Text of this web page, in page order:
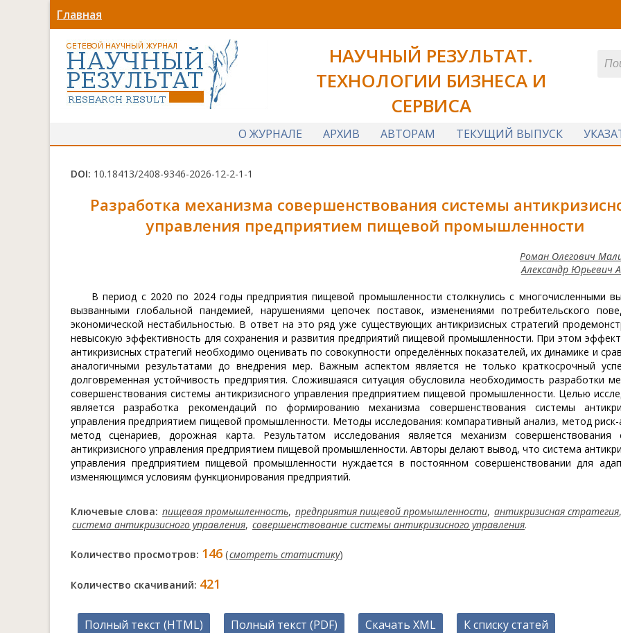
Главная
НАУЧНЫЙ РЕЗУЛЬТАТ.
ТЕХНОЛОГИИ БИЗНЕСА И
СЕРВИСА
О ЖУРНАЛЕ АРХИВ АВТОРАМ ТЕКУЩИЙ ВЫПУСК
DOI: 10.18413/2408-9346-2026-12-2-1-1
Разработка механизма совершенствования системы
управления предприятием пищевой промышленности
Роман Олегович
Александр Юрьевич
В период с 2020 по 2024 годы предприятия пищевой промышленности столкнулись с многочисленными
вызванными глобальной пандемией, нарушениями цепочек поставок, изменениями потребительского
экономической нестабильностью. В ответ на это ряд уже существующих антикризисных стратегий
невысокую эффективность для сохранения и развития предприятий пищевой промышленности. При этом
антикризисных стратегий необходимо оценивать по совокупности определённых показателей, их динамике и
аналогичными результатами до внедрения мер. Важным аспектом является не только краткосрочный
долговременная устойчивость предприятия. Сложившаяся ситуация обусловила необходимость разработки
совершенствования системы антикризисного управления предприятием пищевой промышленности. Целью
является разработка рекомендаций по формированию механизма совершенствования системы
управления предприятием пищевой промышленности. Методы исследования: компаративный анализ, метод риск-
метод сценариев, дорожная карта. Результатом исследования является механизм совершенствования
антикризисного управления предприятием пищевой промышленности. Авторы делают вывод, что система
управления предприятием пищевой промышленности нуждается в постоянном совершенствовании для
изменяющимся условиям функционирования предприятий.
Ключевые слова: пищевая промышленность, предприятия пищевой промышленности, антикризисная стратегия,
система антикризисного управления, совершенствование системы антикризисного управления.
Количество просмотров: 146 (смотреть статистику)
Количество скачиваний: 421
Полный текст (HTML) Полный текст (PDF) Скачать XML К списку статей